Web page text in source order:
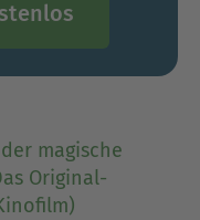
magische
Original-